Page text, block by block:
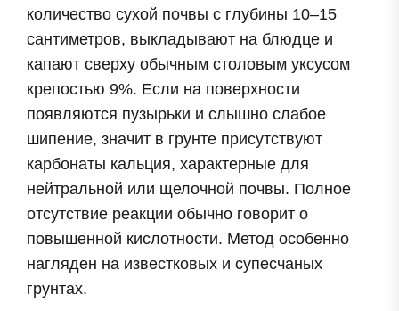
количество сухой почвы с глубины 10–15
сантиметров, выкладывают на блюдце и
капают сверху обычным столовым уксусом
крепостью 9%. Если на поверхности
появляются пузырьки и слышно слабое
шипение, значит в грунте присутствуют
карбонаты кальция, характерные для
нейтральной или щелочной почвы. Полное
отсутствие реакции обычно говорит о
повышенной кислотности. Метод особенно
нагляден на известковых и супесчаных
грунтах.